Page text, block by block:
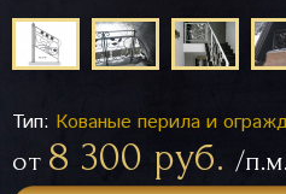
Тип: Кованые перила и
от 8 300 руб. /п.м.